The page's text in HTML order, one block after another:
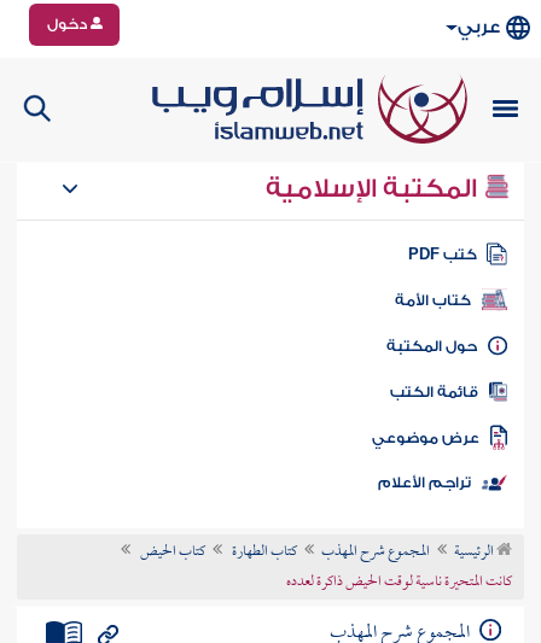
عربي دخول
المكتبة الإسلامية
كتب PDF
كتاب الأمة
المكتبة
الكتب
موضوعي
تراجم الأعلام
الرئيسية المجموع شرح المهذب كتاب الطهارة
كتاب الحيض
كانت المتحيرة ناسية لوقت الحيض ذاكرة لعدده
المجموع شرح المهذب